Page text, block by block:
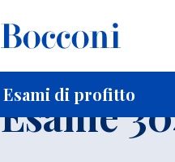
Esami di profitto
Home Per studenti iscritti
Esame